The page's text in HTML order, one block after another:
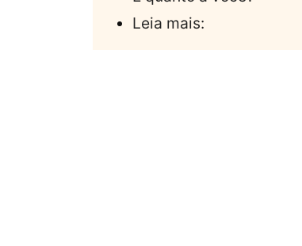
Leia mais: